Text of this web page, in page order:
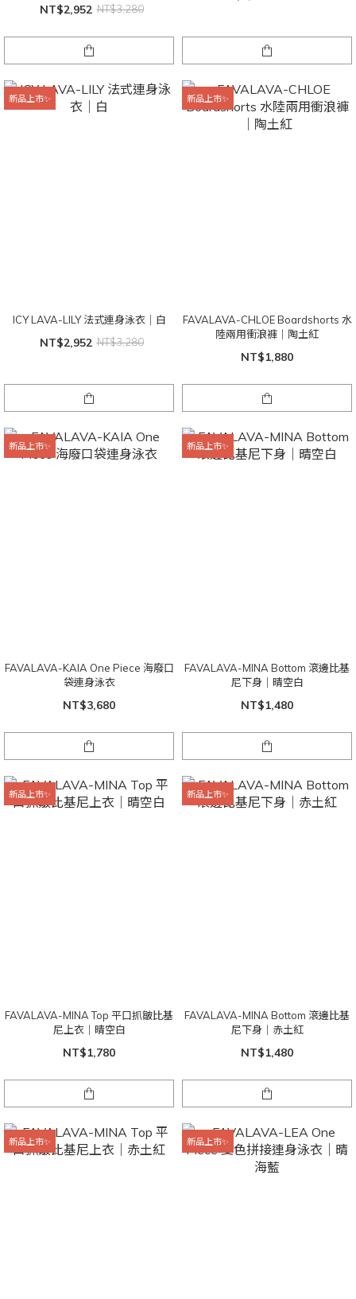
NT$2,952 NT$3,280
新品上市✨
ICY LAVA-LILY 法式連身泳衣｜白
NT$2,952 NT$3,280
新品上市✨
FAVALAVA-CHLOE Boardshorts 水
陸兩用衝浪褲｜陶土紅
NT$1,880
新品上市✨
FAVALAVA-KAIA One Piece 海廢口
袋連身泳衣
NT$3,680
新品上市✨
FAVALAVA-MINA Bottom 滾邊比基
尼下身｜晴空白
NT$1,480
新品上市✨
FAVALAVA-MINA Top 平口抓皺比基
尼上衣｜晴空白
NT$1,780
新品上市✨
FAVALAVA-MINA Bottom 滾邊比基
尼下身｜赤土紅
NT$1,480
新品上市✨ 新品上市✨